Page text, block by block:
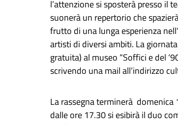
l’attenzione si sposterà presso il
suonerà un repertorio che
frutto di una lunga esperienza
artisti di diversi ambiti. La
gratuita) al museo “Soffici e del
scrivendo una mail all’indirizzo
La rassegna terminerà domenica
dalle ore 17.30 si esibirà il duo